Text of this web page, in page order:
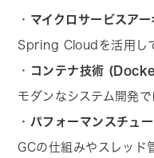
・ マイクロサービスアー
Spring Cloudを活用し
・ コンテナ技術
モダンなシステム開発で
・ パフォーマンスチュ
GCの仕組みやスレッド